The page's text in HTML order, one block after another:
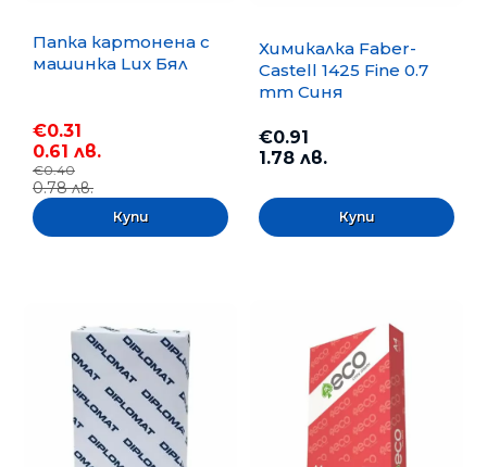
Папка картонена с
машинка Lux Бял
€0.31
0.61 лв.
€0.40
0.78 лв.
Химикалка Faber-
Castell 1425 Fine 0.7
mm Синя
€0.91
1.78 лв.